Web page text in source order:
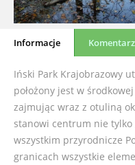
Informacje
Iński Park Krajobrazowy
położony jest w
zajmując wraz z otuliną
stanowi centrum nie
wszystkim przyrodnicze
granicach wszystkie